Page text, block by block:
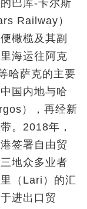
巴库-卡尔斯
Railway）
橄榄及其副
海运往阿克
哈萨克的主要
国内地与哈
），再经新
。2018年，
签署自由贸
地众多业者
（Lari）的汇
进出口贸